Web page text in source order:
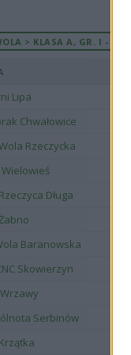
> KLASA A, GR. I -
Lipa
Chwałowice
Rzeczycka
Wielowieś
Długa
Baranowska
Skowierzyn
Serbinów